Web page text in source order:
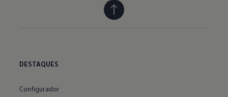
DESTAQUES
Configurador